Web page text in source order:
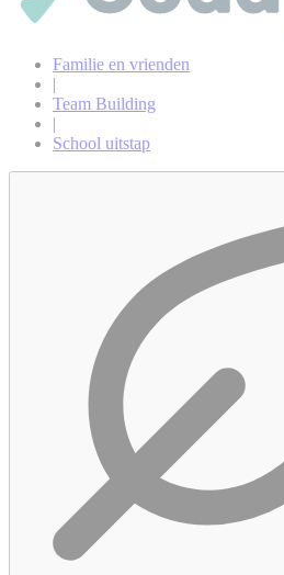
Familie en vrienden
|
Team Building
|
School uitstap